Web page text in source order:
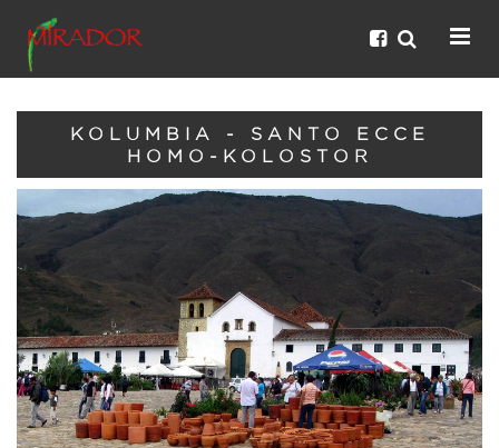
KOLUMBIA - SANTO ECCE
HOMO-KOLOSTOR